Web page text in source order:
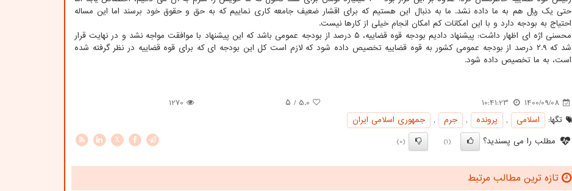
حتی یک ریال هم به ما داده نشد. ما به دنبال این هستیم که برای اقشار ضعیف جامعه کاری نماییم که به حق و حقوق خود برسند اما این مساله
احتیاج به بودجه دارد و با این امکانات کم امکان انجام خیلی از کارها نیست.
محسنی اژه ای اظهار داشت: پیشنهاد دادیم بودجه قوه قضاییه، ۵ درصد از بودجه عمومی باشد که این پیشنهاد با موافقت مواجه نشد و در نهایت قرار
شد که ۲.۹ درصد از بودجه عمومی کشور به قوه قضاییه تخصیص داده شود که لازم است کل این بودجه ای که برای قوه قضاییه در نظر گرفته شده
است، به ما تخصیص داده شود.
1400/09/08
10:41:23
5.0 / ۵
1270
تگها:
اسلامی , پرونده , جرم ,
جمهوری اسلامی ایران
مطلب را می پسندید؟
(1)
(0)
X
تازه ترین مطالب مرتبط